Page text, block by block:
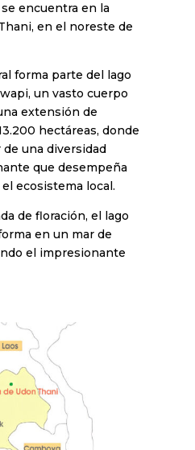
se encuentra en la
en el noreste de
forma parte del lago
un vasto cuerpo
extensión de
hectáreas, donde
una diversidad
que desempeña
ecosistema local.
de floración, el lago
en un mar de
el impresionante